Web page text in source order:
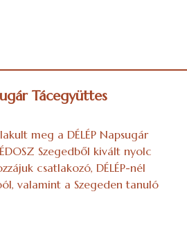
Tácegyüttes
meg a DÉLÉP Napsugár
Szegedből kivált nyolc
csatlakozó, DÉLÉP-nél
valamint a Szegeden tanuló